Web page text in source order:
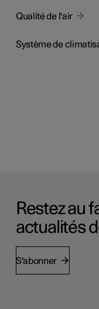
Qualité de l'air
Système de
Restez au
actualités
S'abonner